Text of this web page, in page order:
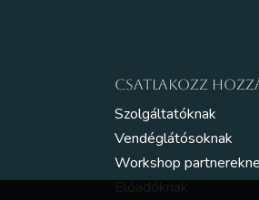
CSATLAKOZZ
Szolgáltatóknak
Vendéglátósoknak
Workshop